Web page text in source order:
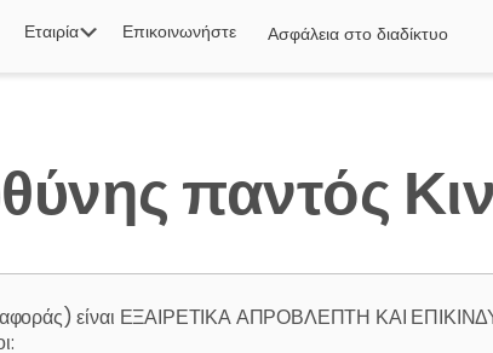
Εταιρία Επικοινωνήστε Ασφάλεια στο διαδίκτυο
παντός
είναι ΕΞΑΙΡΕΤΙΚΑ ΑΠΡΟΒΛΕΠΤΗ ΚΑΙ ΕΠΙΚΙΝΔΥΝΗ